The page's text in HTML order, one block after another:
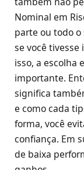
Nominal em
parte ou todo
se você
isso, a escolha
importante.
significa
e como cada
forma, você
confiança. Em
de baixa